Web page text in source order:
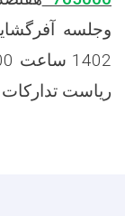
وجلسه
ریاست